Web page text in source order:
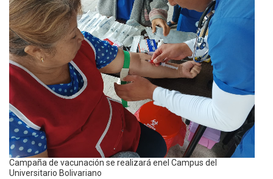
Campaña de vacunación se realizará enel Campus del
Universitario Bolivariano